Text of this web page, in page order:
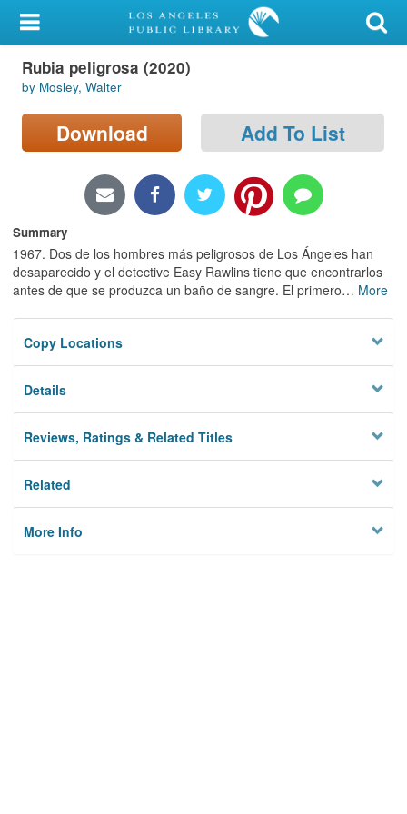
My Account
Library Card
Sign In
Locations/Hours (external
page)
Privacy
Rubia peligrosa (2020)
by Mosley, Walter
Download Add To List
Summary
1967. Dos de los hombres más peligrosos de Los Ángeles han
desaparecido y el detective Easy Rawlins tiene que encontrarlos
antes de que se produzca un baño de sangre. El primero… More
Copy Locations
Details
Reviews, Ratings & Related Titles
Related
More Info